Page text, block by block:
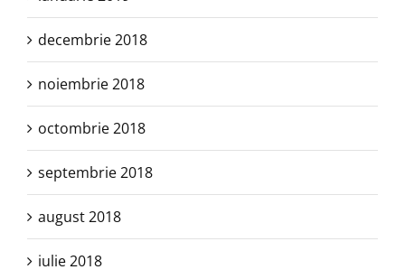
decembrie 2018
noiembrie 2018
octombrie 2018
septembrie 2018
august 2018
iulie 2018